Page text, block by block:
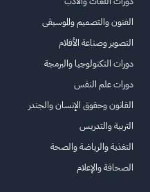
الفنون والتصميم والموسيقى
التصوير وصناعة الأفلام
دورات التكنولوجيا والبرمجة
دورات علم النفس
القانون وحقوق الإنسان والجندر
التربية والتدريس
التغذية والرياضة والصحة
الصحافة والإعلام